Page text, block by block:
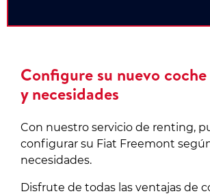
Configure su nuevo
y necesidades
Con nuestro servicio de renting,
configurar su Fiat Freemont
necesidades.
Disfrute de todas las ventajas de